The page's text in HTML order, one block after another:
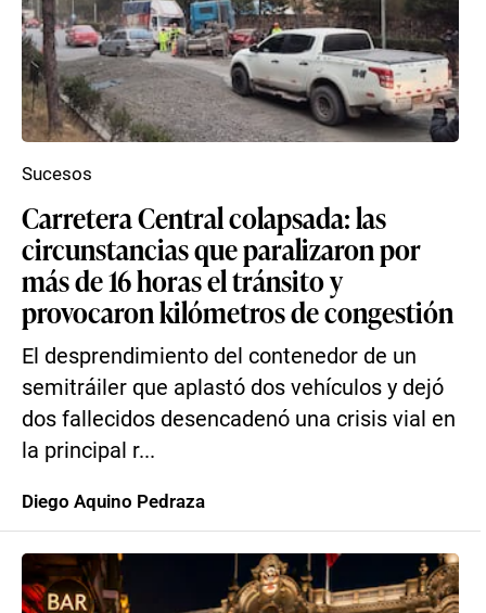
Carretera Central colapsada: las
circunstancias que paralizaron por
más de 16 horas el tránsito y
provocaron kilómetros de congestión
El desprendimiento del contenedor de un
semitráiler que aplastó dos vehículos y dejó
dos fallecidos desencadenó una crisis vial en
la principal r...
Sucesos
Diego Aquino Pedraza